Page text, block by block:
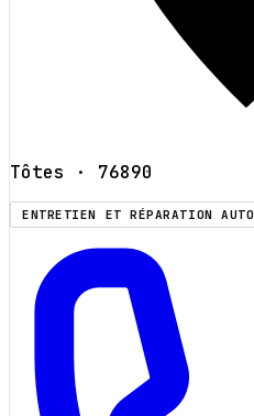
Tôtes · 76890
ENTRETIEN ET RÉPARATION AUTO